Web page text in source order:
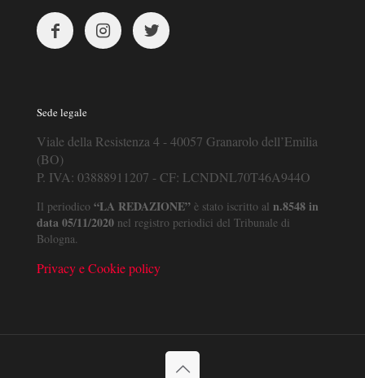
Sede legale
Viale della Resistenza 4 - 40057 Granarolo dell’Emilia
(BO)
P. IVA: 03888911207 - CF: LCNDNL70T46A944O
Il periodico “LA REDAZIONE” è stato iscritto al n.8548 in
data 05/11/2020 nel registro periodici del Tribunale di
Bologna.
Privacy e Cookie policy